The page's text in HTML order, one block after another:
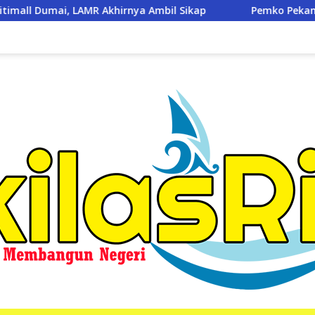
Sikap Pemko Pekanbaru Gratiskan 3 Pasang